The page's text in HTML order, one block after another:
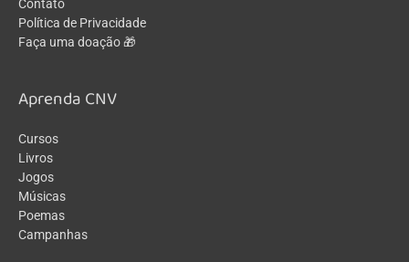
Contato
Política de Privacidade
Faça uma doação 🎁
Aprenda CNV
Cursos
Livros
Jogos
Músicas
Poemas
Campanhas